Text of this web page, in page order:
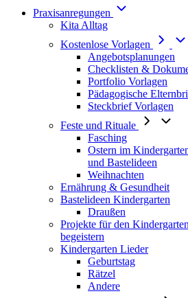
Praxisanregungen
Kita Alltag
Kostenlose Vorlagen
Angebotsplanungen
Checklisten &
Portfolio Vorlagen
Pädagogische
Steckbrief Vorlagen
Feste und Rituale
Fasching
Ostern im
und Bastelideen
Weihnachten
Ernährung & Gesundheit
Bastelideen Kindergarten
Draußen
Projekte für den
begeistern
Kindergarten Lieder
Geburtstag
Rätzel
Andere